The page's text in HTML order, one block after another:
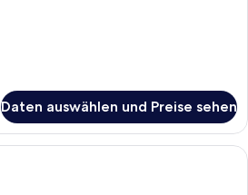
Daten auswählen und Preise sehen
Ein Hotelzimmer mit einem großen